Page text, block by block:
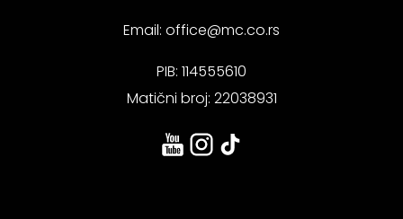
Email: office@mc.co.rs
PIB: 114555610
Matični broj: 22038931